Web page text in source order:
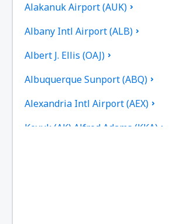
Alakanuk Airport (AUK)
Albany Intl Airport (ALB)
Albert J. Ellis (OAJ)
Albuquerque Sunport (ABQ)
Alexandria Intl Airport (AEX)
Koyuk (AK) Alfred Adams (KKA)